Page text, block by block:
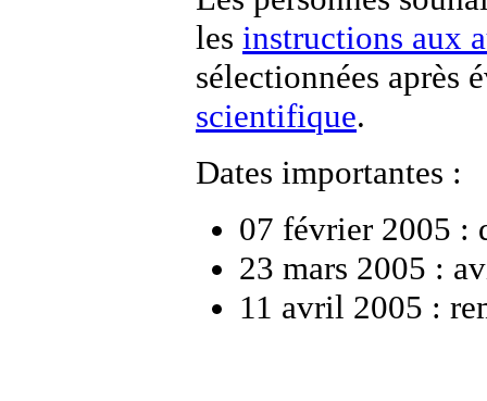
les instructions aux
sélectionnées après
scientifique.
Dates importantes :
07 février 2005 :
23 mars 2005 :
11 avril 2005 :